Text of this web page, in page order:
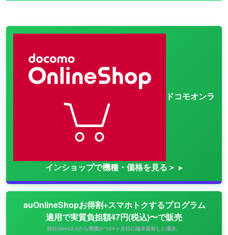
ドコモオンラ
インショップで機種・価格を見る＞
auOnlineShopお得割+スマホトクするプログラム
適用で実質負担額47円(税込)〜で販売
他社/povo2.0から乗換かつ24ヶ月目に端末返却した場合。